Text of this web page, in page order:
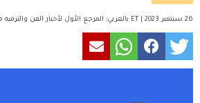
26 سبتمبر 2023 | ET بالعربي: المرجع الأول لأخبار الفن والترفيه في العالم العربي